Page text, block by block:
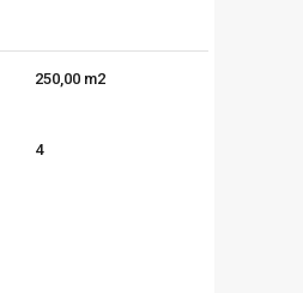
250,00 m2
4